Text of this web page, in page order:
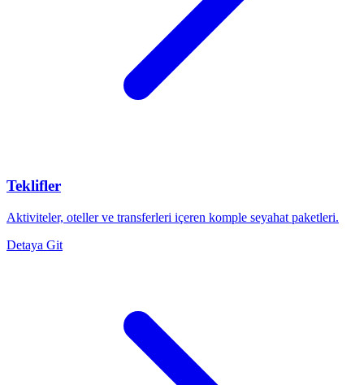
Teklifler
Aktiviteler, oteller ve transferleri içeren komple seyahat paketleri.
Detaya Git